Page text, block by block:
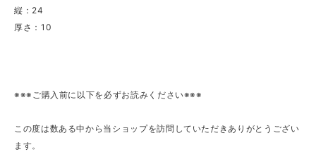
縦：24
厚さ：10
※※※ご購入前に以下を必ずお読みください※※※
この度は数ある中から当ショップを訪問していただきありがとうござい
ます。